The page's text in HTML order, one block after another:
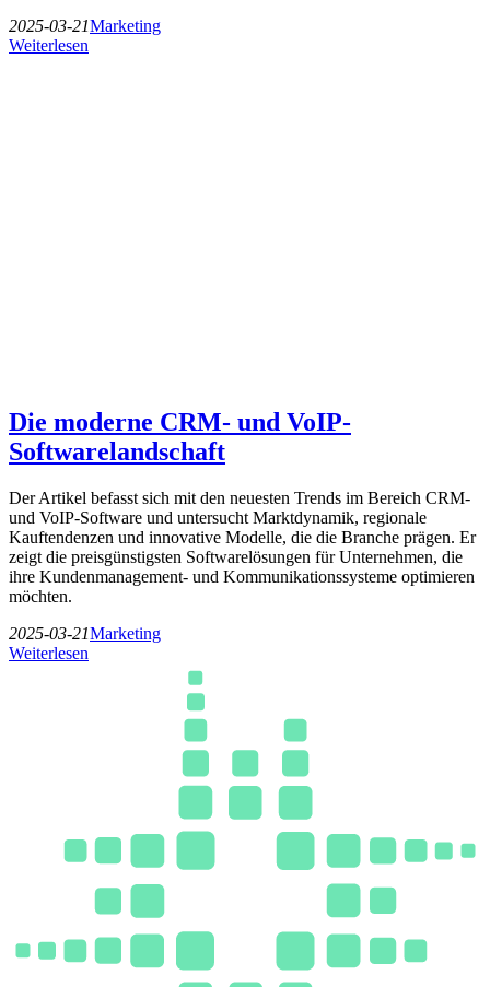
2025-03-21Marketing
Weiterlesen
Die moderne CRM- und VoIP-
Softwarelandschaft
Der Artikel befasst sich mit den neuesten Trends im Bereich CRM-
und VoIP-Software und untersucht Marktdynamik, regionale
Kauftendenzen und innovative Modelle, die die Branche prägen. Er
zeigt die preisgünstigsten Softwarelösungen für Unternehmen, die
ihre Kundenmanagement- und Kommunikationssysteme optimieren
möchten.
2025-03-21Marketing
Weiterlesen